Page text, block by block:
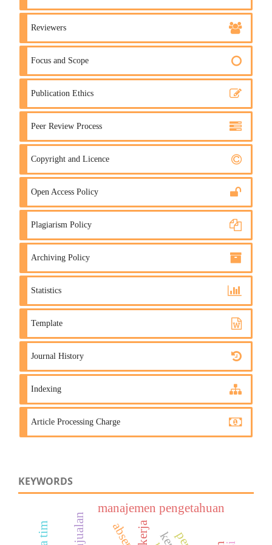
Reviewers
Focus and Scope
Publication Ethics
Peer Review Process
Copyright and Licence
Open Access Policy
Plagiarism Policy
Archiving Policy
Statistics
Template
Journal History
Indexing
Article Processing Charge
KEYWORDS
manajemen pengetahuan